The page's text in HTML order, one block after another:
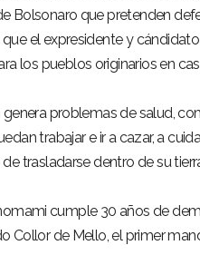
Bolsonaro que pretenden
el expresidente y
los pueblos originarios en
genera problemas de salud,
trabajar e ir a cazar, a
trasladarse dentro de su
cumple 30 años de
Collor de Mello, el primer